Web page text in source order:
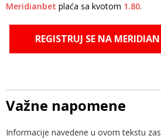
Meridianbet plaća sa kvotom 1.80.
REGISTRUJ SE NA
Važne napomene
Informacije navedene u ovom tekstu